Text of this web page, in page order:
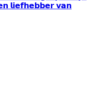
𝗹𝗶𝗲𝗳𝗵𝗲𝗯𝗯𝗲𝗿 𝘃𝗮𝗻